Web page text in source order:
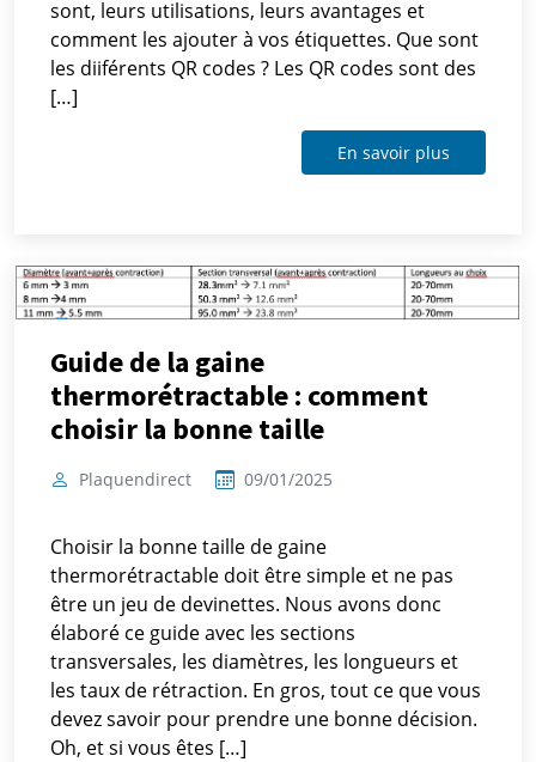
sont, leurs utilisations, leurs avantages et
comment les ajouter à vos étiquettes. Que sont
les diiférents QR codes ? Les QR codes sont des
[…]
En savoir plus
Guide de la gaine
thermorétractable : comment
choisir la bonne taille
Plaquendirect 09/01/2025
Choisir la bonne taille de gaine
thermorétractable doit être simple et ne pas
être un jeu de devinettes. Nous avons donc
élaboré ce guide avec les sections
transversales, les diamètres, les longueurs et
les taux de rétraction. En gros, tout ce que vous
devez savoir pour prendre une bonne décision.
Oh, et si vous êtes […]